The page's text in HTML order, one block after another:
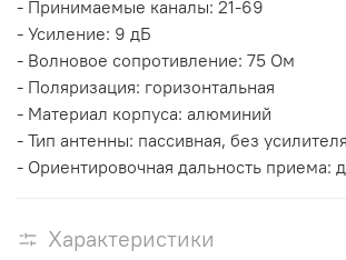
- Принимаемые каналы: 21-69
- Усиление: 9 дБ
- Волновое сопротивление: 75 Ом
- Поляризация: горизонтальная
- Материал корпуса: алюминий
- Тип антенны: пассивная, без усилителя
- Ориентировочная дальность приема:
Характеристики